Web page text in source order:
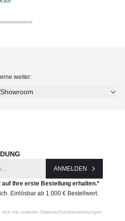
Materialien ganz in Ruhe in
Herstellers
weiter:
ANMELDEN
auf Ihre erste Bestellung erhalten.*
Einlösbar ab 1.000 € Bestellwert.
mit unseren Datenschutzbestimmungen